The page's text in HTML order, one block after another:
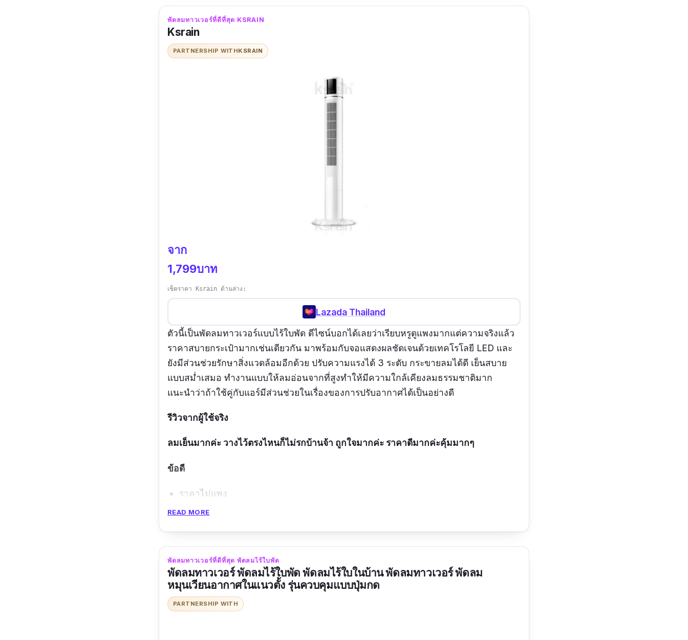
ข้อเสีย
ยังไม่มีฟังก์ชั่นอื่น ๆ มากนัก
มีสีขาวให้เลือกเพียงสีเดียว
พัดลมทาวเวอร์ที่ดีที่สุด KSRAIN
Ksrain
PARTNERSHIP WITHKSRAIN
จาก
1,799บาท
เช็คราคา Ksrain ด้านล่าง:
Lazada Thailand
ตัวนี้เป็นพัดลมทาวเวอร์แบบไร้ใบพัด ดีไซน์บอกได้เลยว่าเรียบหรูดูแพงมากแต่ความจริงแล้ว
ราคาสบายกระเป๋ามากเช่นเดียวกัน มาพร้อมกับจอแสดงผลชัดเจนด้วยเทคโรโลยี LED และ
ยังมีส่วนช่วยรักษาสิ่งแวดล้อมอีกด้วย ปรับความแรงได้ 3 ระดับ กระขายลมได้ดี เย็นสบาย
แบบสม่ำเสมอ ทำงานแบบให้ลมอ่อนจากที่สูงทำให้มีความใกล้เคียงลมธรรมชาติมาก
แนะนำว่าถ้าใช้คู่กับแอร์มีส่วนช่วยในเรื่องของการปรับอากาศได้เป็นอย่างดี
รีวิวจากผู้ใช้จริง
ลมเย็นมากค่ะ วางไว้ตรงไหนก็ไม่รกบ้านจ้า ถูกใจมากค่ะ ราคาดีมากค่ะคุ้มมากๆ
ข้อดี
ราคาไม่แพง
ดีไซน์เรียบหรู
ช่วยรักษาสิ่งแวดล้อม
สามารถให้ลมได้คล้ายกับธรรมชาติ
เป็นพัดลมไร้ใบพัด
ข้อเสีย
READ MORE
พัดลมทาวเวอร์ที่ดีที่สุด พัดลมไร้ใบพัด
พัดลมทาวเวอร์ พัดลมไร้ใบพัด พัดลมไร้ใบในบ้าน พัดลมทาวเวอร์ พัดลม
หมุนเวียนอากาศในแนวตั้ง รุ่นควบคุมแบบปุ่มกด
PARTNERSHIP WITH